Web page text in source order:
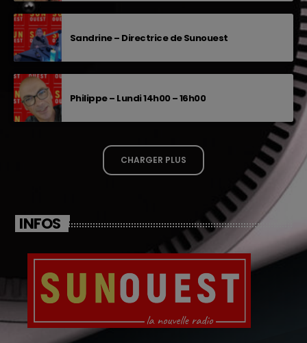
Sandrine – Directrice de Sunouest
Philippe – Lundi 14h00 – 16h00
CHARGER PLUS
INFOS